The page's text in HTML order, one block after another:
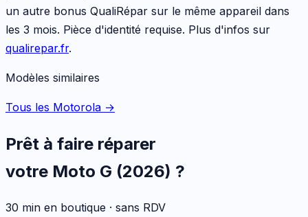
un autre bonus QualiRépar sur le même appareil dans
les 3 mois. Pièce d'identité requise. Plus d'infos sur
qualirepar.fr.
Modèles similaires
Tous les Motorola →
Prêt à faire réparer
votre Moto G (2026) ?
30 min en boutique · sans RDV